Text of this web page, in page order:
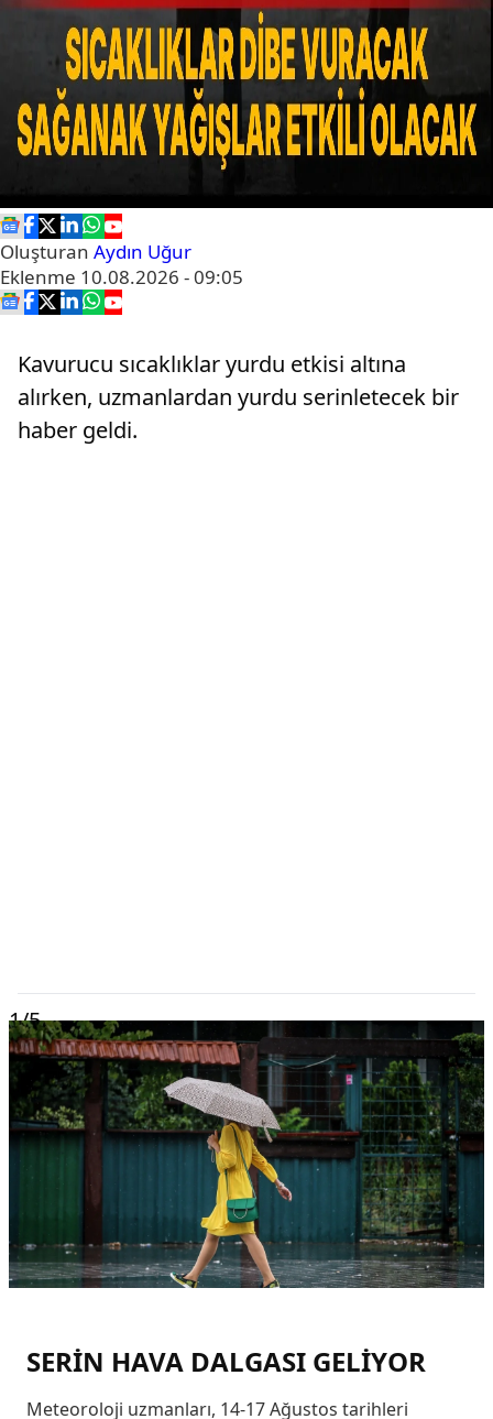
Oluşturan Aydın Uğur
Eklenme 10.08.2026 - 09:05
Kavurucu sıcaklıklar yurdu etkisi altına
alırken, uzmanlardan yurdu serinletecek bir
haber geldi.
1/5
SERİN HAVA DALGASI GELİYOR
Meteoroloji uzmanları, 14-17 Ağustos tarihleri